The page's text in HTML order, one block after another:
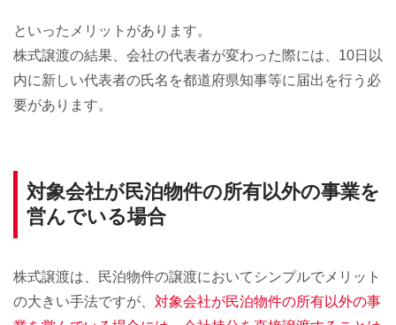
といったメリットがあります。
株式譲渡の結果、会社の代表者が変わった際には、10日以
内に新しい代表者の氏名を都道府県知事等に届出を行う必
要があります。
対象会社が民泊物件の所有以外の事業を
営んでいる場合
株式譲渡は、民泊物件の譲渡においてシンプルでメリット
の大きい手法ですが、 対象会社が民泊物件の所有以外の事